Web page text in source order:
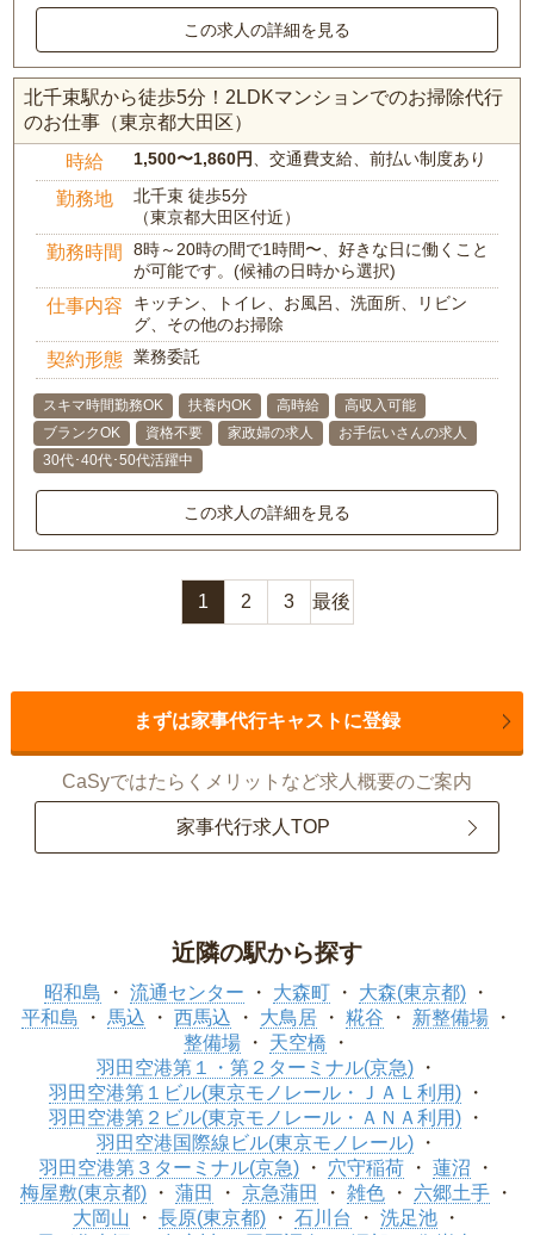
この求人の詳細を見る
北千束駅から徒歩5分！2LDKマンションでのお掃除代行
のお仕事（東京都大田区）
時給 1,500〜1,860円 、交通費支給、前払い制度あり
勤務地
北千束 徒歩5分
（東京都大田区付近）
勤務時間
8時～20時の間で1時間〜、好きな日に働くこと
が可能です。(候補の日時から選択)
仕事内容
キッチン、トイレ、お風呂、洗面所、リビン
グ、その他のお掃除
契約形態 業務委託
スキマ時間勤務OK 扶養内OK 高時給
高収入可能
ブランクOK
資格不要 家政婦の求人
お手伝いさんの求人
30代･40代･50代活躍中
この求人の詳細を見る
1 2 3 最後
まずは家事代行キャストに登録
CaSyではたらくメリットなど求人概要のご案内
家事代行求人TOP
近隣の駅から探す
昭和島 流通センター 大森町
大森(東京都)
平和島
馬込 西馬込 大鳥居 糀谷
新整備場
整備場
天空橋
羽田空港第１・第２ターミナル(京急)
羽田空港第１ビル(東京モノレール・ＪＡＬ利用)
羽田空港第２ビル(東京モノレール・ＡＮＡ利用)
羽田空港国際線ビル(東京モノレール)
羽田空港第３ターミナル(京急)
穴守稲荷
蓮沼
梅屋敷(東京都)
蒲田 京急蒲田 雑色
六郷土手
大岡山
長原(東京都) 石川台
洗足池